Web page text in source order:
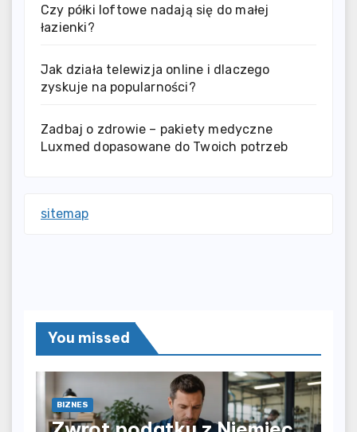
Czy półki loftowe nadają się do małej
łazienki?
Jak działa telewizja online i dlaczego
zyskuje na popularności?
Zadbaj o zdrowie – pakiety medyczne
Luxmed dopasowane do Twoich potrzeb
sitemap
You missed
BIZNES